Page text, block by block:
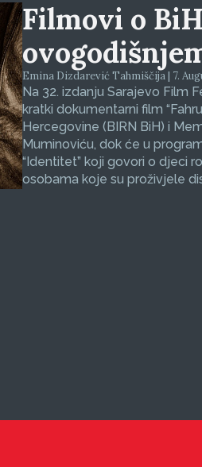
Filmovi o
Emina Dizdarević Tahmiščija | 7.
Na 32. izdanju Sarajevo Film
kratki dokumentarni film
Hercegovine (BIRN BiH) i
Muminoviću, dok će u
“Identitet” koji govori o djeci
osobama koje su proživjele